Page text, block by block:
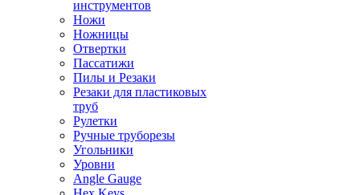
инструментов
Ножи
Ножницы
Отвертки
Пассатижи
Пилы и Резаки
Резаки для пластиковых
труб
Рулетки
Ручные труборезы
Угольники
Уровни
Angle Gauge